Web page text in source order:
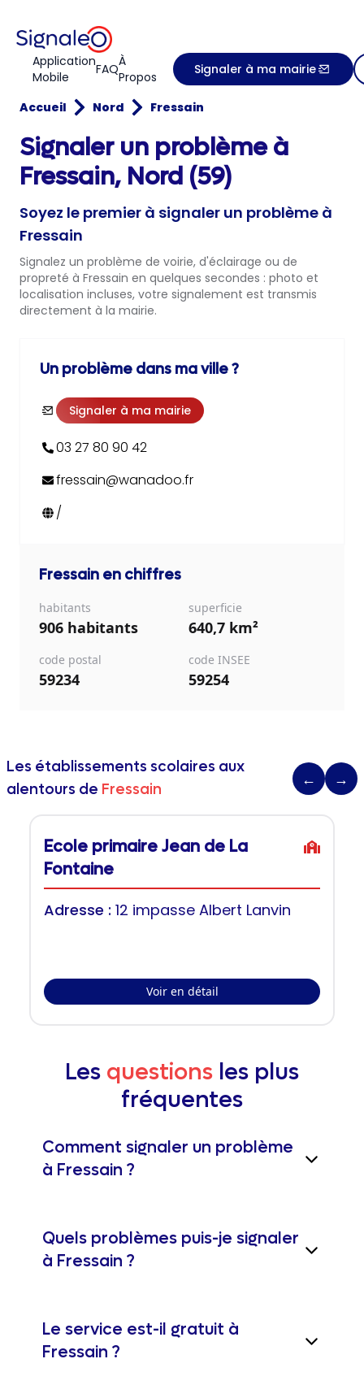
Application
Mobile
FAQÀ
Propos
Signaler à ma mairie
Accueil Nord Fressain
Signaler un problème à
Fressain, Nord (59)
Soyez le premier à signaler un problème à
Fressain
Signalez un problème de voirie, d'éclairage ou de
propreté à Fressain en quelques secondes : photo et
localisation incluses, votre signalement est transmis
directement à la mairie.
Un problème dans ma ville ?
Signaler à ma mairie
03 27 80 90 42
fressain@wanadoo.fr
/
Fressain en chiffres
habitants
906 habitants
superficie
640,7 km²
code postal
59234
code INSEE
59254
Les établissements scolaires aux
alentours de Fressain
← →
Ecole primaire Jean de La
Fontaine
Adresse : 12 impasse Albert Lanvin
Voir en détail
Les questions les plus
fréquentes
Comment signaler un problème
à Fressain ?
Quels problèmes puis-je signaler
à Fressain ?
Le service est-il gratuit à
Fressain ?